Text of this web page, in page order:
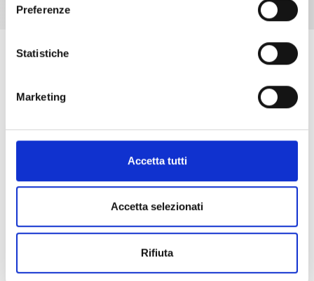
Preferenze
Statistiche
Marketing
Accetta tutti
Accetta selezionati
Rifiuta
LA GRAND ODYSSÉE A BONNEVAL SUR ARC
16:30 – 18:50: Bonneval sur Arc
17:00 – 18:50: La Bessannaise (Bessans)
17:30 – 20:1o: Lanslevillard (Val Cenis)